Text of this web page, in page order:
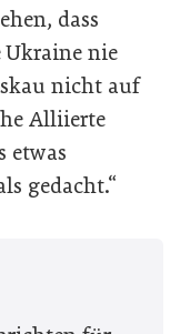
dass
Ukraine nie
nicht auf
Alliierte
etwas
gedacht.“